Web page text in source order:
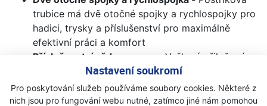
Nastavení soukromí
Pro poskytování služeb používáme soubory cookies. Některé z
nich jsou pro fungování webu nutné, zatímco jiné nám pomohou
trubice má dvě otočné spojky a rychlospojky pro
hadici, trysky a příslušenství pro maximálně
efektivní práci a komfort
Příslušenství vždy po ruce - Veškeré přiložené
příslušenství lze na stroji přehledně uložit pro
snadný přístup a efektivnější práci
Kompaktní a lehký - Kompaktní velikost a nízká